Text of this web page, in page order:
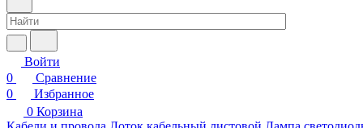
Войти
0
Сравнение
0
Избранное
0 Корзина